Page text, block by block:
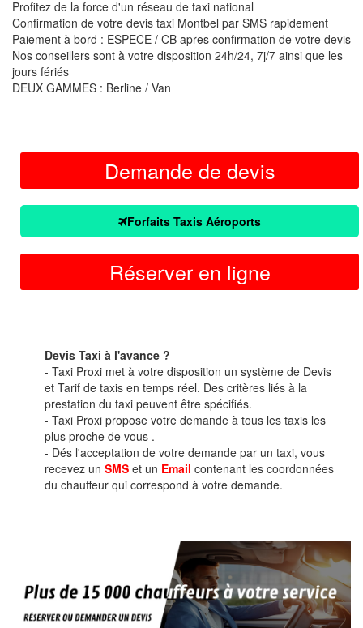
Profitez de la force d'un réseau de taxi national
Confirmation de votre devis taxi Montbel par SMS rapidement
Paiement à bord : ESPECE / CB apres confirmation de votre devis
Nos conseillers sont à votre disposition 24h/24, 7j/7 ainsi que les
jours fériés
DEUX GAMMES : Berline / Van
Demande de devis
Forfaits Taxis Aéroports
Réserver en ligne
Devis Taxi à l'avance ?
- Taxi Proxi met à votre disposition un système de Devis
et Tarif de taxis en temps réel. Des critères liés à la
prestation du taxi peuvent être spécifiés.
- Taxi Proxi propose votre demande à tous les taxis les
plus proche de vous .
- Dés l'acceptation de votre demande par un taxi, vous
recevez un SMS et un Email contenant les coordonnées
du chauffeur qui correspond à votre demande.